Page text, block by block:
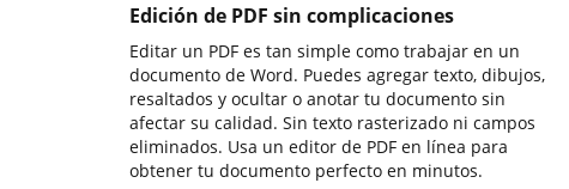
Edición de PDF sin complicaciones
Editar un PDF es tan simple como trabajar en un
documento de Word. Puedes agregar texto, dibujos,
resaltados y ocultar o anotar tu documento sin
afectar su calidad. Sin texto rasterizado ni campos
eliminados. Usa un editor de PDF en línea para
obtener tu documento perfecto en minutos.